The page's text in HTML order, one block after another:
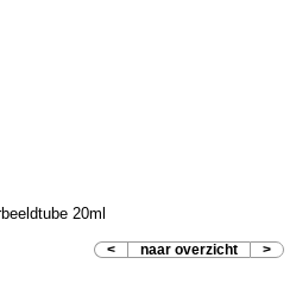
20ml
< naar overzicht >